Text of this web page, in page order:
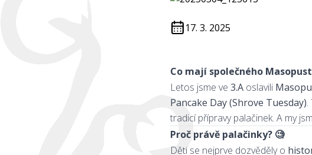
17. 3. 2025
Co mají společného
Letos jsme ve 3.A oslavili
Pancake Day (Shrove Tuesday).
tradicí přípravy palačinek. A my
Proč právě palačinky? 🧐
Děti se nejprve dozvěděly o